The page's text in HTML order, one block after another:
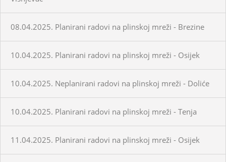
08.04.2025. Planirani radovi na plinskoj mreži - Brezine
10.04.2025. Planirani radovi na plinskoj mreži - Osijek
10.04.2025. Neplanirani radovi na plinskoj mreži - Doliće
10.04.2025. Planirani radovi na plinskoj mreži - Tenja
11.04.2025. Planirani radovi na plinskoj mreži - Osijek